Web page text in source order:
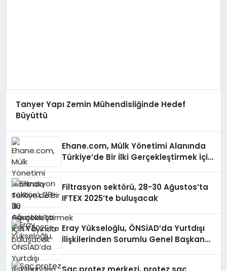
Tanyer Yapı Zemin Mühendisliğinde Hedef
Büyüttü
Ehane.com, Mülk Yönetimi Alanında
Türkiye’de Bir İlki Gerçekleştirmek İçin
Filtrasyon sektörü, 28-30 Ağustos’ta
IFTEX 2025’te buluşacak
Eray Yükseloğlu, ÖNSİAD’da Yurtdışı
İlişkilerinden Sorumlu Genel Başkan